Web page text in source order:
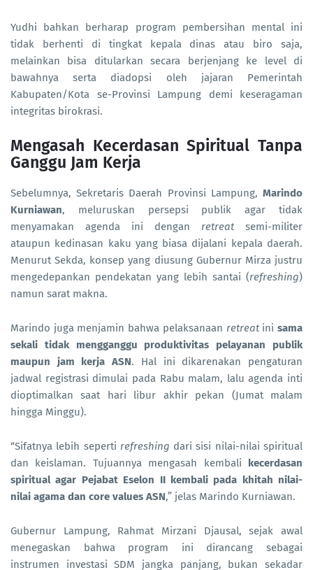
Yudhi bahkan berharap program pembersihan mental ini
tidak berhenti di tingkat kepala dinas atau biro saja,
melainkan bisa ditularkan secara berjenjang ke level di
bawahnya serta diadopsi oleh jajaran Pemerintah
Kabupaten/Kota se-Provinsi Lampung demi keseragaman
integritas birokrasi.
Mengasah Kecerdasan Spiritual Tanpa
Ganggu Jam Kerja
Sebelumnya, Sekretaris Daerah Provinsi Lampung, Marindo
Kurniawan, meluruskan persepsi publik agar tidak
menyamakan agenda ini dengan retreat semi-militer
ataupun kedinasan kaku yang biasa dijalani kepala daerah.
Menurut Sekda, konsep yang diusung Gubernur Mirza justru
mengedepankan pendekatan yang lebih santai (refreshing)
namun sarat makna.
Marindo juga menjamin bahwa pelaksanaan retreatinisama
sekali tidak mengganggu produktivitas pelayanan publik
maupun jam kerja ASN. Hal ini dikarenakan pengaturan
jadwal registrasi dimulai pada Rabu malam, lalu agenda inti
dioptimalkan saat hari libur akhir pekan (Jumat malam
hingga Minggu).
“Sifatnya lebih seperti refreshing dari sisi nilai-nilai spiritual
dan keislaman. Tujuannya mengasah kembali kecerdasan
spiritual agar Pejabat Eselon II kembali pada khitah nilai-
nilai agama dan core values ASN,” jelas Marindo Kurniawan.
Gubernur Lampung, Rahmat Mirzani Djausal, sejak awal
menegaskan bahwa program ini dirancang sebagai
instrumen investasi SDM jangka panjang, bukan sekadar